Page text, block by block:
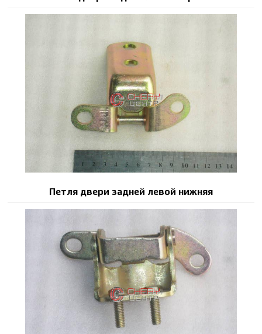
Петля двери задней левой нижняя